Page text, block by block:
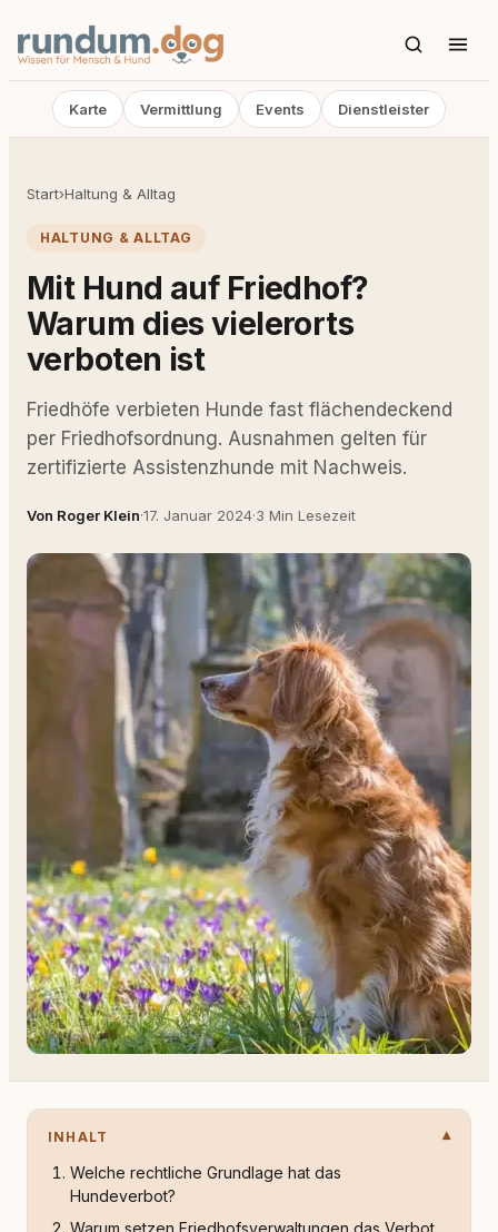
Karte Vermittlung Events Dienstleister
Start›Haltung & Alltag
HALTUNG & ALLTAG
Mit Hund auf Friedhof?
Warum dies vielerorts
verboten ist
Friedhöfe verbieten Hunde fast flächendeckend
per Friedhofsordnung. Ausnahmen gelten für
zertifizierte Assistenzhunde mit Nachweis.
Von Roger Klein·17. Januar 2024·3 Min Lesezeit
INHALT
Welche rechtliche Grundlage hat das
Hundeverbot?
Warum setzen Friedhofsverwaltungen das Verbot